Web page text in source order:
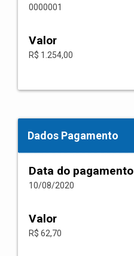
0000001
Valor
R$ 1.254,00
Dados Pagamento
Data do pagamento
10/08/2020
Valor
R$ 62,70